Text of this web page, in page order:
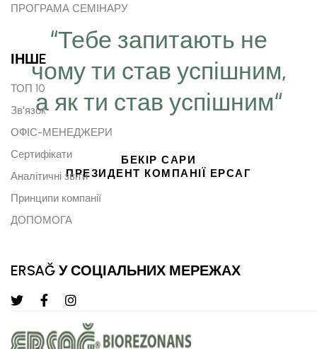
“Тебе запитають не
чому ти став успішним,
а як ти став успішним“
БЕКІР САРИ
ПРЕЗИДЕНТ КОМПАНІЇ ЕРСАГ
ПРОГРАМА СЕМІНАРУ
ІНШE
ТОП 10
Зв'язок
ОФІС-МЕНЕДЖЕРИ
Сертифікати
Аналітичні звіти
Принципи компанії
ДОПОМОГА
ERSAĞ У СОЦІАЛЬНИХ МЕРЕЖАХ